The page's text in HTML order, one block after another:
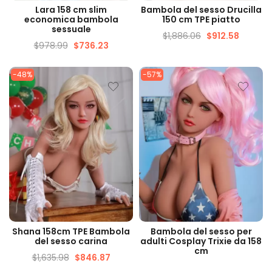
VISUALIZZAZIONE
VELOCE
Lara 158 cm slim
economica bambola
sessuale
$978.99 $736.23
VISUALIZZAZIONE
VELOCE
Bambola del sesso Drucilla
150 cm TPE piatto
$1,886.06 $912.58
-48%
VISUALIZZAZIONE
VELOCE
Shana 158cm TPE Bambola
del sesso carina
$1,635.98 $846.87
-57%
VISUALIZZAZIONE
VELOCE
Bambola del sesso per
adulti Cosplay Trixie da 158
cm